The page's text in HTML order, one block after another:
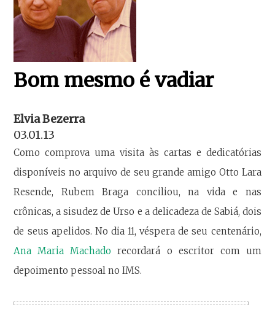
Bom mesmo é vadiar
Elvia Bezerra
03.01.13
Como comprova uma visita às cartas e dedicatórias
disponíveis no arquivo de seu grande amigo Otto Lara
Resende, Rubem Braga conciliou, na vida e nas
crônicas, a sisudez de Urso e a delicadeza de Sabiá, dois
de seus apelidos. No dia 11, véspera de seu centenário,
Ana Maria Machado recordará o escritor com um
depoimento pessoal no IMS.